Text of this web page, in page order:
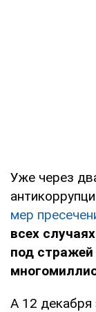
Уже через
мер
всех
под стражей
А 12 декабря